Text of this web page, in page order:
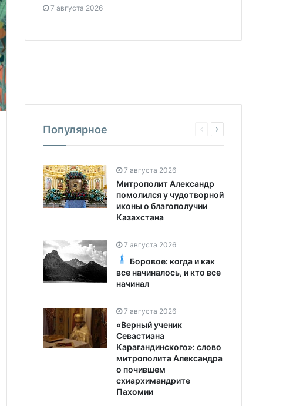
7 августа 2026
Популярное
7 августа 2026
Митрополит Александр
помолился у чудотворной
иконы о благополучии
Казахстана
7 августа 2026
Боровое: когда и как
все начиналось, и кто все
начинал
7 августа 2026
«Верный ученик
Севастиана
Карагандинского»: слово
митрополита Александра
о почившем
схиархимандрите
Пахомии